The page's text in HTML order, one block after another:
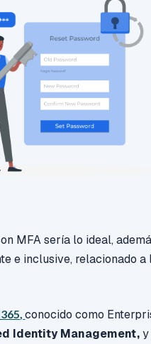
MFA sería lo ideal,
e inclusive, relacionado
conocido como
Identity Management,y